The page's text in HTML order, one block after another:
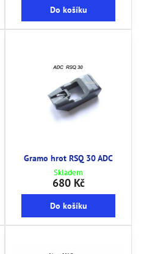
Do košíku
Gramo hrot RSQ 30 ADC
Skladem
680 Kč
Do košíku